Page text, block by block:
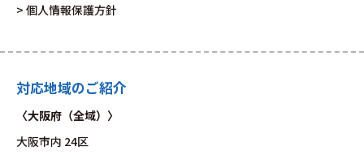
> 個人情報保護方針
対応地域のご紹介
〈大阪府（全域）〉
大阪市内 24区